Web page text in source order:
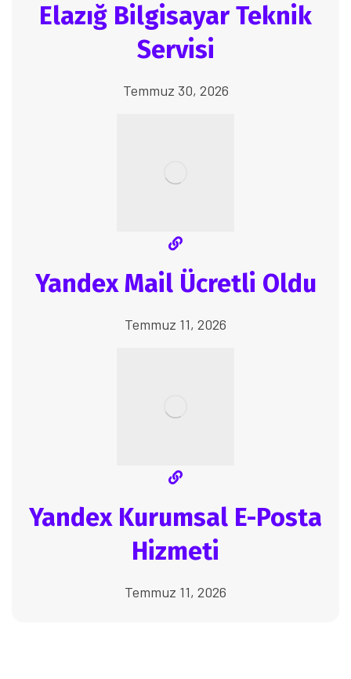
Elazığ Bilgisayar Teknik
Servisi
Temmuz 30, 2026
Yandex Mail Ücretli Oldu
Temmuz 11, 2026
Yandex Kurumsal E-Posta
Hizmeti
Temmuz 11, 2026